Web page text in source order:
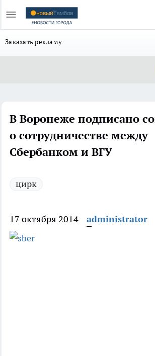
Заказать рекламу
В Воронеже подписано
о сотрудничестве между
Сбербанком и ВГУ
цирк
17 октября 2014 administrator